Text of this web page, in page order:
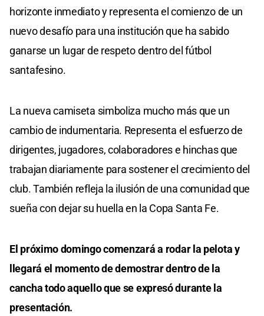
horizonte inmediato y representa el comienzo de un
nuevo desafío para una institución que ha sabido
ganarse un lugar de respeto dentro del fútbol
santafesino.
La nueva camiseta simboliza mucho más que un
cambio de indumentaria. Representa el esfuerzo de
dirigentes, jugadores, colaboradores e hinchas que
trabajan diariamente para sostener el crecimiento del
club. También refleja la ilusión de una comunidad que
sueña con dejar su huella en la Copa Santa Fe.
El próximo domingo comenzará a rodar la pelota y
llegará el momento de demostrar dentro de la
cancha todo aquello que se expresó durante la
presentación.